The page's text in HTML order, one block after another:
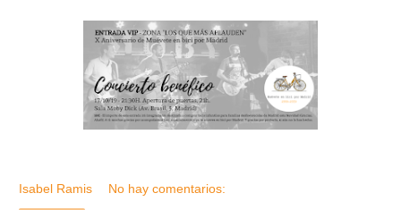
Isabel Ramis No hay comentarios: